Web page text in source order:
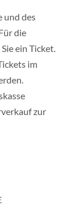
und des
die
ein Ticket.
im
zur